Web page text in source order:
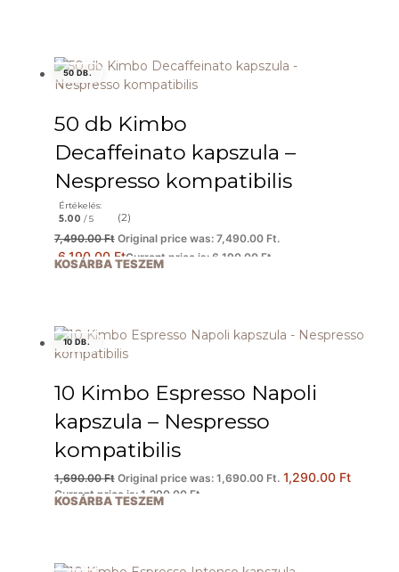
50 DB.
50 db Kimbo
Decaffeinato kapszula –
Nespresso kompatibilis
Értékelés:
5.00 / 5
(2)
7,490.00Ft Original price was: 7,490.00 Ft.
6,190.00 FtCurrent price is: 6,190.00 Ft.
KOSÁRBA TESZEM
10 DB.
10 Kimbo Espresso Napoli
kapszula – Nespresso
kompatibilis
1,690.00Ft Original price was: 1,690.00 Ft. 1,290.00 Ft
Current price is: 1,290.00 Ft.
KOSÁRBA TESZEM